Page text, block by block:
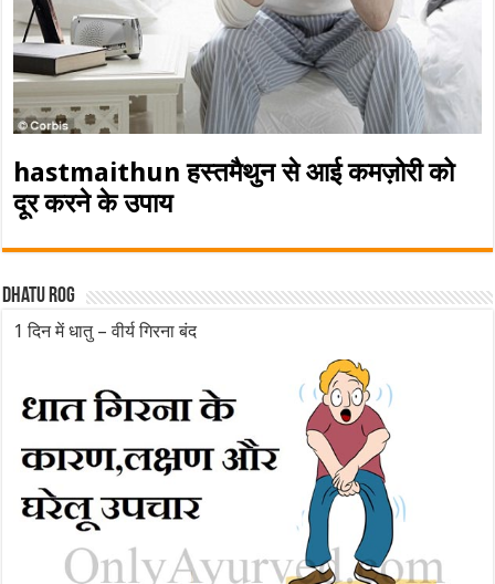
hastmaithun हस्तमैथुन से आई कमज़ोरी को
दूर करने के उपाय
Dhatu rog
1 दिन में धातु – वीर्य गिरना बंद